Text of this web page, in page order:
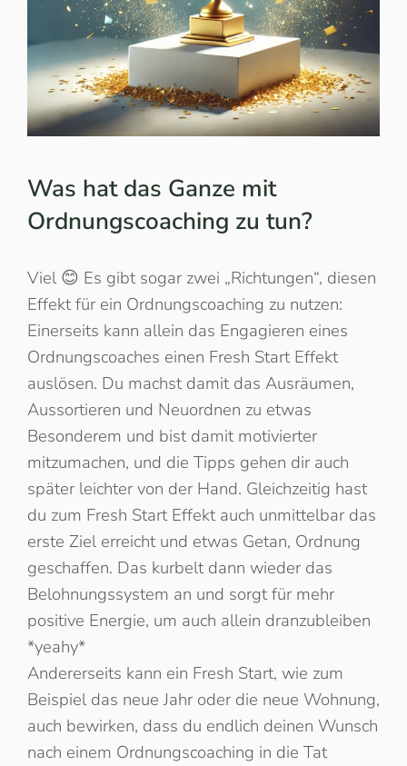
Was hat das Ganze mit
Ordnungscoaching zu tun?
Viel 😊 Es gibt sogar zwei „Richtungen“, diesen
Effekt für ein Ordnungscoaching zu nutzen:
Einerseits kann allein das Engagieren eines
Ordnungscoaches einen Fresh Start Effekt
auslösen. Du machst damit das Ausräumen,
Aussortieren und Neuordnen zu etwas
Besonderem und bist damit motivierter
mitzumachen, und die Tipps gehen dir auch
später leichter von der Hand. Gleichzeitig hast
du zum Fresh Start Effekt auch unmittelbar das
erste Ziel erreicht und etwas Getan, Ordnung
geschaffen. Das kurbelt dann wieder das
Belohnungssystem an und sorgt für mehr
positive Energie, um auch allein dranzubleiben
*yeahy*
Andererseits kann ein Fresh Start, wie zum
Beispiel das neue Jahr oder die neue Wohnung,
auch bewirken, dass du endlich deinen Wunsch
nach einem Ordnungscoaching in die Tat